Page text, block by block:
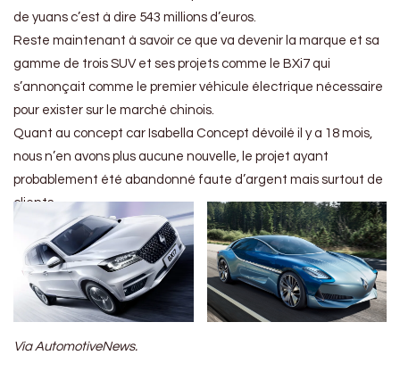
de yuans c’est à dire 543 millions d’euros.
Reste maintenant à savoir ce que va devenir la marque et sa
gamme de trois SUV et ses projets comme le BXi7 qui
s’annonçait comme le premier véhicule électrique nécessaire
pour exister sur le marché chinois.
Quant au concept car Isabella Concept dévoilé il y a 18 mois,
nous n’en avons plus aucune nouvelle, le projet ayant
probablement été abandonné faute d’argent mais surtout de
clients.
Via AutomotiveNews.